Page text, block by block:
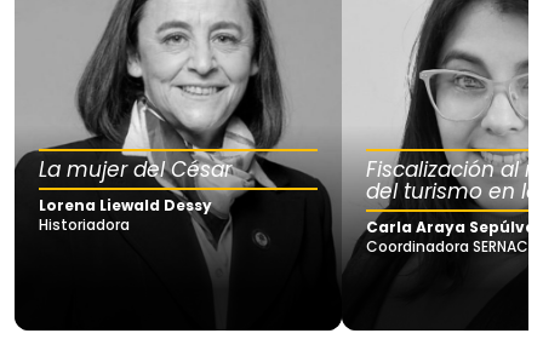
La mujer del César
Lorena Liewald Dessy
Historiadora
Fiscalización al
del turismo en
Carla Araya
Coordinadora SERNAC